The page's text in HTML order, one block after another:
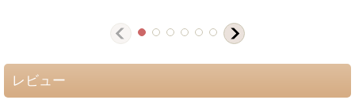
レビュー